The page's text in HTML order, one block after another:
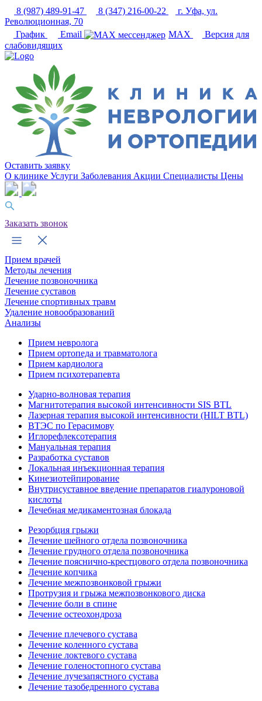
8 (987) 489-91-47 8 (347) 216-00-22
г. Уфа, ул.
Революционная, 70
График
Email MAX
Версия для
слабовидящих
Оставить заявку
О клинике Услуги Заболевания Акции Специалисты Цены
Заказать звонок
Прием врачей
Методы лечения
Лечение позвоночника
Лечение суставов
Лечение спортивных травм
Удаление новообразований
Анализы
Прием невролога
Прием ортопеда и травматолога
Прием кардиолога
Прием психотерапевта
Ударно-волновая терапия
Магнитотерапия высокой интенсивности SIS BTL
Лазерная терапия высокой интенсивности (HILT BTL)
ВТЭС по Герасимову
Иглорефлексотерапия
Мануальная терапия
Разработка суставов
Локальная инъекционная терапия
Кинезиотейпирование
Внутрисуставное введение препаратов гиалуроновой
кислоты
Лечебная медикаментозная блокада
Резорбция грыжи
Лечение шейного отдела позвоночника
Лечение грудного отдела позвоночника
Лечение пояснично-крестцового отдела позвоночника
Лечение копчика
Лечение межпозвонковой грыжи
Протрузия и грыжа межпозвонкового диска
Лечение боли в спине
Лечение остеохондроза
Лечение плечевого сустава
Лечение коленного сустава
Лечение локтевого сустава
Лечение голеностопного сустава
Лечение лучезапястного сустава
Лечение тазобедренного сустава